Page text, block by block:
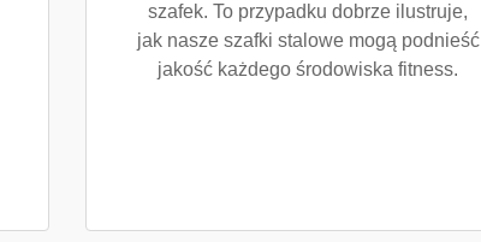
szafek. To przypadku dobrze ilustruje,
jak nasze szafki stalowe mogą podnieść
jakość każdego środowiska fitness.